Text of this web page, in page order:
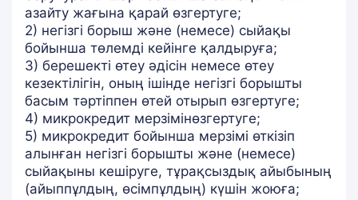
азайту жағына қарай өзгертуге;
2) негізгі борыш және (немесе) сыйақы
бойынша төлемді кейінге қалдыруға;
3) берешекті өтеу әдісін немесе өтеу
кезектілігін, оның ішінде негізгі борышты
басым тәртіппен өтей отырып өзгертуге;
4) микрокредит мерзімінөзгертуге;
5) микрокредит бойынша мерзімі өткізіп
алынған негізгі борышты және (немесе)
сыйақыны кешіруге, тұрақсыздық айыбының
(айыппұлдың, өсімпұлдың) күшін жоюға;